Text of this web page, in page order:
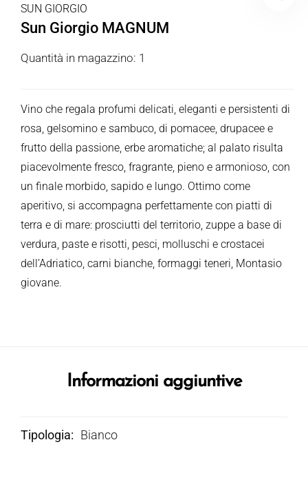
SUN GIORGIO
Sun Giorgio MAGNUM
Quantità in magazzino: 1
Vino che regala profumi delicati, eleganti e persistenti di
rosa, gelsomino e sambuco, di pomacee, drupacee e
frutto della passione, erbe aromatiche; al palato risulta
piacevolmente fresco, fragrante, pieno e armonioso, con
un finale morbido, sapido e lungo. Ottimo come
aperitivo, si accompagna perfettamente con piatti di
terra e di mare: prosciutti del territorio, zuppe a base di
verdura, paste e risotti, pesci, molluschi e crostacei
dell’Adriatico, carni bianche, formaggi teneri, Montasio
giovane.
Informazioni aggiuntive
Tipologia Bianco